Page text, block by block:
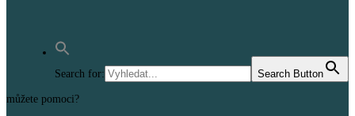
Search for: Search Button
můžete pomoci?